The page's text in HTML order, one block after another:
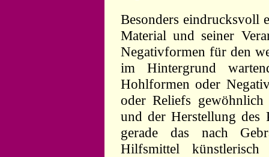
Besonders eindrucksvoll
Material und seiner
Negativformen für den
im Hintergrund
Hohlformen oder
oder Reliefs
und der Herstellung des
gerade das nach
Hilfsmittel